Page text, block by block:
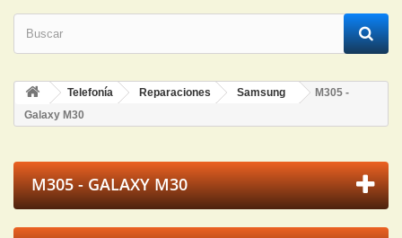
Telefonía Reparaciones Samsung
M305 -
Galaxy M30
M305 - GALAXY M30